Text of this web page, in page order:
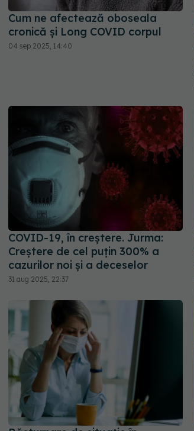
Cum ne afectează oboseala
cronică și Long COVID corpul
04 sep 2025, 14:40
COVID-19, în creștere. Jurma:
Creștere de cel puțin 300% a
cazurilor noi și a deceselor
31 aug 2025, 22:37